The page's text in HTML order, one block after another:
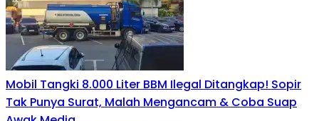
Mobil Tangki 8.000 Liter BBM Ilegal Ditangkap! Sopir
Tak Punya Surat, Malah Mengancam & Coba Suap